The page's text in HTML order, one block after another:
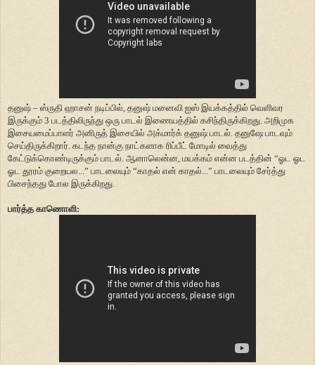
தனுஷ் – ஸ்ருதி ஹாசன் நடிப்பில், தனுஷ் மனைவி ஐஸ் இயக்கத்தில் வெளிவர
இருக்கும் 3 படத்திலிருந்து ஒரு பாடல் இணையத்தில் கசிந்திருக்கிறது. அறிமுக
இசையமைப்பாளர் அனிருத் இசையில் அக்மார்க் தனுஷ் பாடல். தனுஷே பாடவும்
செய்திருக்கிறார். கடந்த நான்கு நாட்களாக ரிப்பீட் மோடில் வைத்து
கேட்டுக்கொண்டிருக்கும் பாடல். ஆனாலென்ன, மயக்கம் என்ன படத்தின் “ஓட ஓட
ஓட தூரம் குறையல...” பாடலையும் “காதல் என் காதல்...” பாடலையும் சேர்த்து
பிசைந்தது போல இருக்கிறது.
பார்த்த காணொளி: